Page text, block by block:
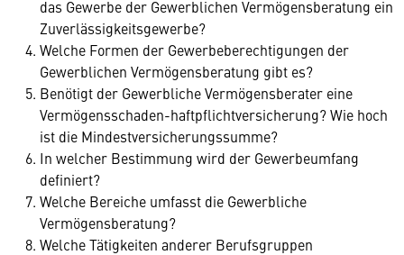
das Gewerbe der Gewerblichen Vermögensberatung ein
Zuverlässigkeitsgewerbe?
Welche Formen der Gewerbeberechtigungen der
Gewerblichen Vermögensberatung gibt es?
Benötigt der Gewerbliche Vermögensberater eine
Vermögensschaden-haftpflichtversicherung? Wie hoch
ist die Mindestversicherungssumme?
In welcher Bestimmung wird der Gewerbeumfang
definiert?
Welche Bereiche umfasst die Gewerbliche
Vermögensberatung?
Welche Tätigkeiten anderer Berufsgruppen